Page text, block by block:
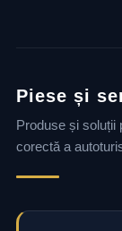
Piese și
Produse și soluții
corectă a